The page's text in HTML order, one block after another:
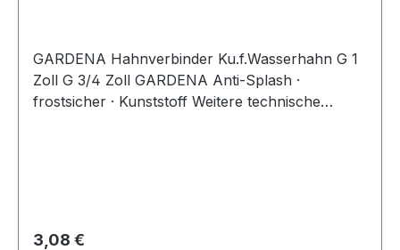
GARDENA Hahnverbinder Ku.f.Wasserhahn G 1
Zoll G 3/4 Zoll GARDENA Anti-Splash ·
frostsicher · Kunststoff Weitere technische
Regulärer Preis:
3,08 €